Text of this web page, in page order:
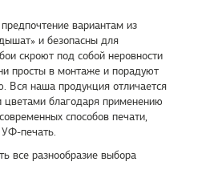
вариантам из
и безопасны для
скроют под собой неровности
просты в монтаже и порадуют
Вся наша продукция отличается
благодаря применению
способов печати,
печать.
все разнообразие выбора